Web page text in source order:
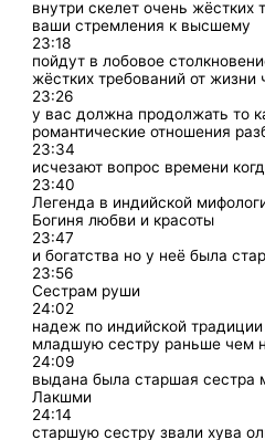
внутри скелет очень жёстких
ваши стремления к высшему
23:18
пойдут в лобовое
жёстких требований от жизни
23:26
у вас должна продолжать то
романтические отношения
23:34
исчезают вопрос времени
23:40
Легенда в индийской
Богиня любви и красоты
23:47
и богатства но у неё была
23:56
Сестрам руши
24:02
надеж по индийской
младшую сестру раньше чем
24:09
выдана была старшая сестра
Лакшми
24:14
старшую сестру звали хува